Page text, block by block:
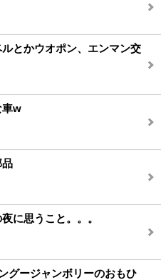
ルとかウオポン、エンマン交
車w
品
に思うこと。。。
グージャンボリーのおもひ